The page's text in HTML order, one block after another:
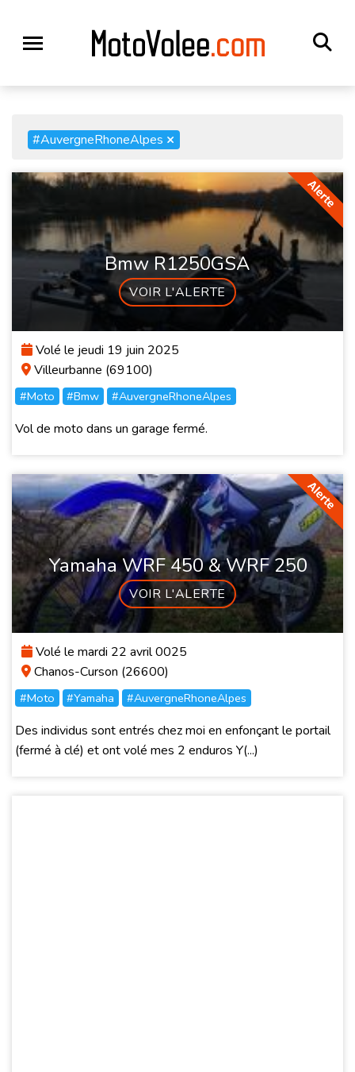
#AuvergneRhoneAlpes ×
Bmw R1250GSA
VOIR L'ALERTE
Volé le jeudi 19 juin 2025
Villeurbanne (69100)
#Moto #Bmw #AuvergneRhoneAlpes
Vol de moto dans un garage fermé.
Yamaha WRF 450 & WRF 250
VOIR L'ALERTE
Volé le mardi 22 avril 0025
Chanos-Curson (26600)
#Moto #Yamaha #AuvergneRhoneAlpes
Des individus sont entrés chez moi en enfonçant le portail
(fermé à clé) et ont volé mes 2 enduros Y(...)